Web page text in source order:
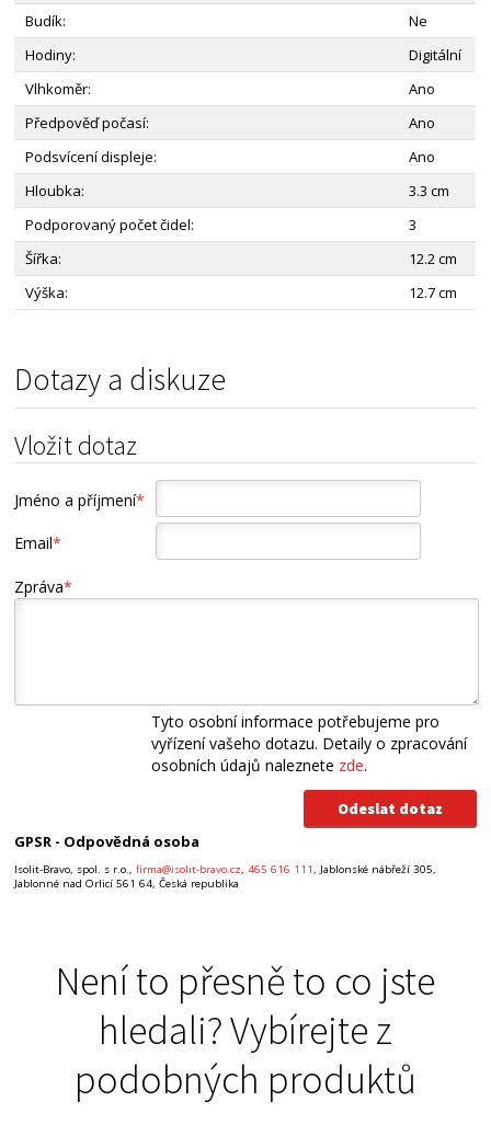
Budík:
Ne
Hodiny:
Digitální
Vlhkoměr:
Ano
Předpověď počasí:
Ano
Podsvícení displeje:
Ano
Hloubka:
3.3 cm
Podporovaný počet čidel:
3
Šířka:
12.2 cm
Výška:
12.7 cm
Dotazy a diskuze
Vložit dotaz
Jméno a příjmení*
Email*
Zpráva*
Tyto osobní informace potřebujeme pro
vyřízení vašeho dotazu. Detaily o zpracování
osobních údajů naleznete zde.
GPSR - Odpovědná osoba
Isolit-Bravo, spol. s r.o.,firma@isolit-bravo.cz,465 616 111, Jablonské nábřeží 305,
Jablonné nad Orlicí 561 64, Česká republika
Není to přesně to co jste
hledali? Vybírejte z
podobných produktů